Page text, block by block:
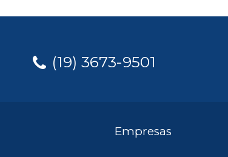
(19) 3673-9501
Empresas